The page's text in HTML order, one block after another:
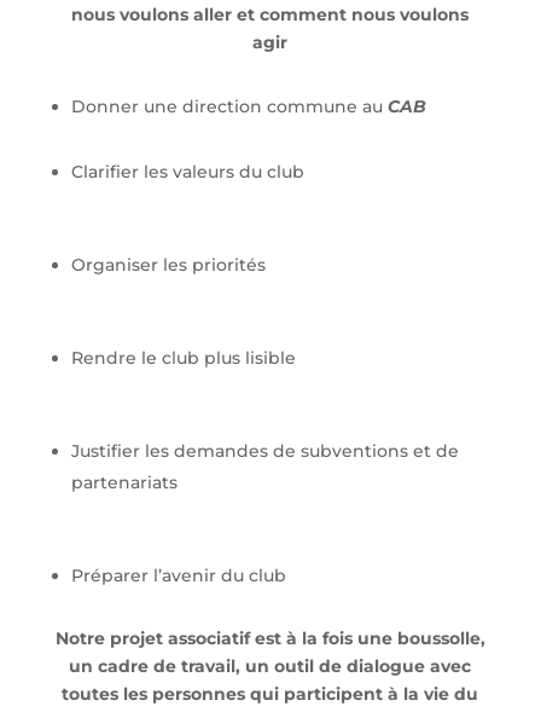
nous voulons aller et comment nous voulons
agir
Donner une direction commune au CAB
Clarifier les valeurs du club
Organiser les priorités
Rendre le club plus lisible
Justifier les demandes de subventions et de
partenariats
Préparer l’avenir du club
Notre projet associatif est à la fois une boussolle,
un cadre de travail, un outil de dialogue avec
toutes les personnes qui participent à la vie du